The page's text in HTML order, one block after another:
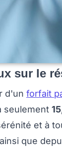
sur le
d'un forfait
seulement
et à
que